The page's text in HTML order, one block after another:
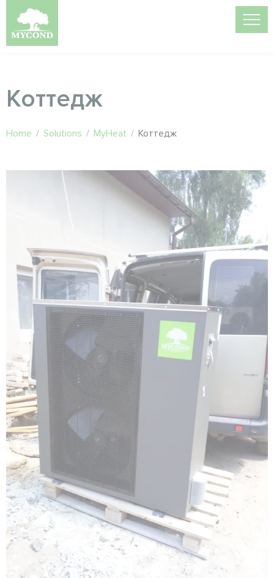
Коттедж
Home / Solutions / MyHeat / Коттедж